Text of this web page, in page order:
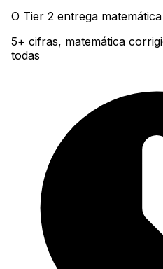
O Tier 2 entrega
5+ cifras, matemática
todas